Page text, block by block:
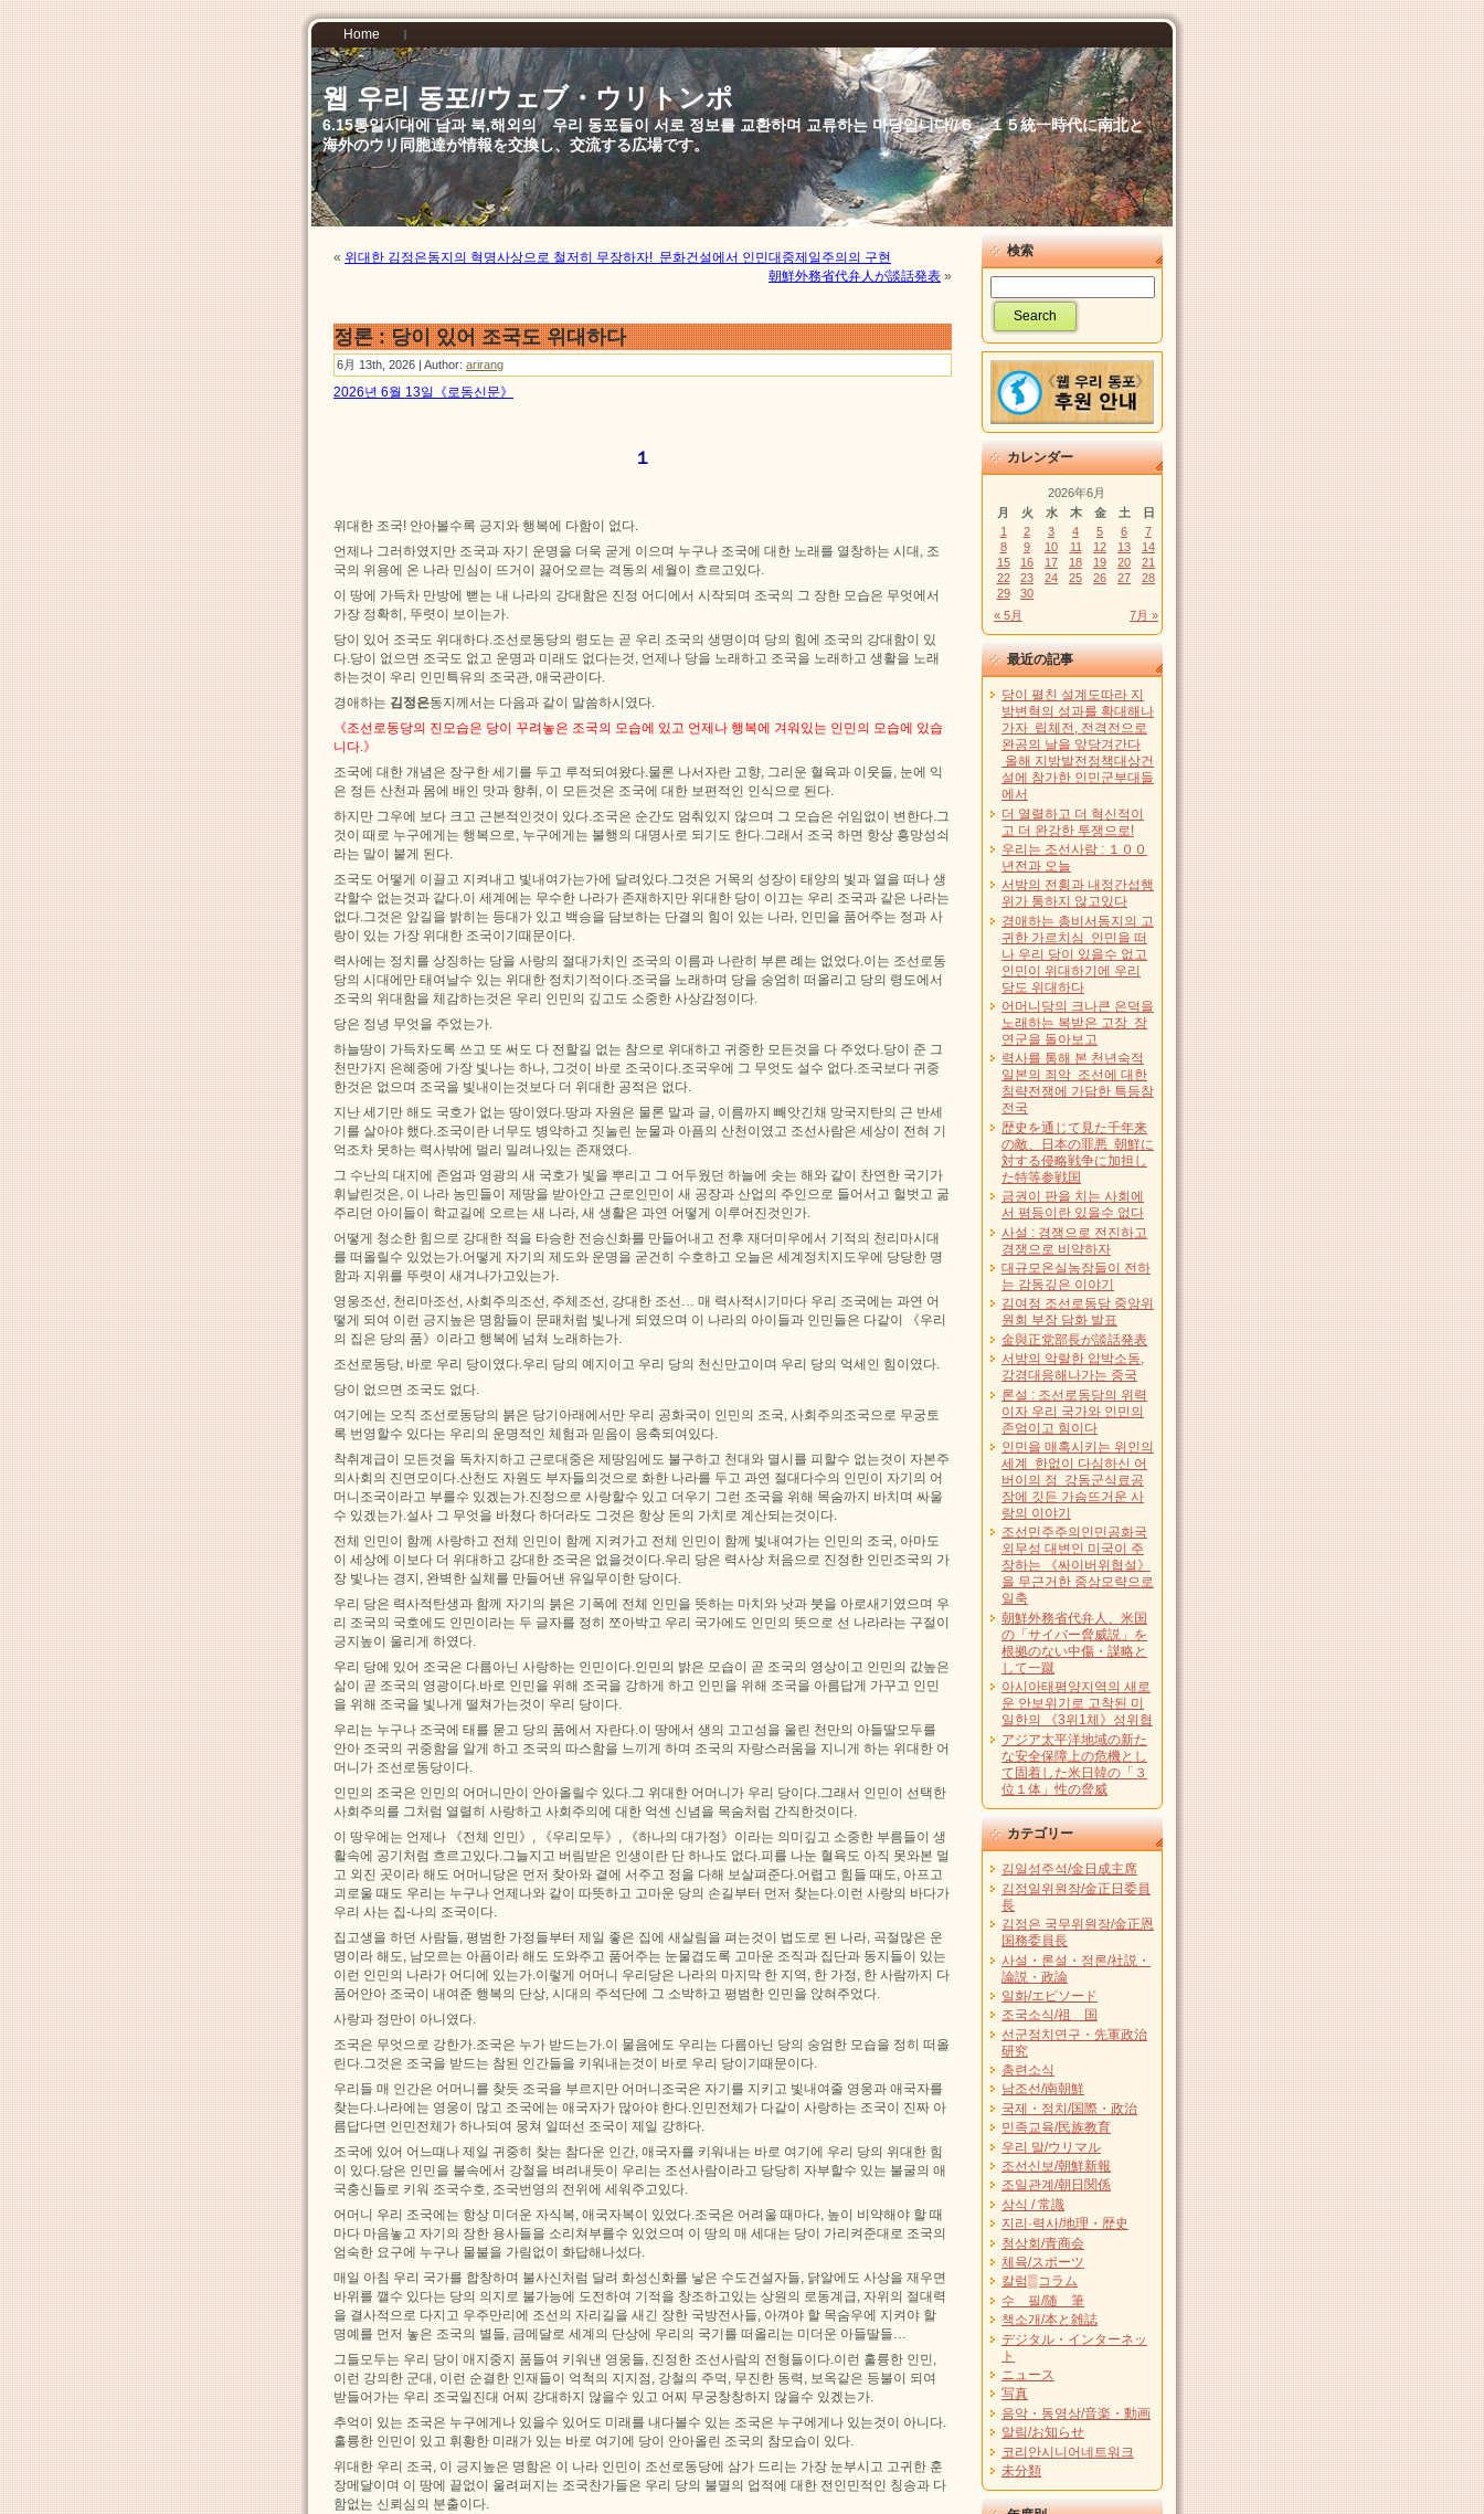
Home
웹 우리 동포//ウェブ・ウリトンポ
6.15통일시대에 남과 북,해외의 우리 동포들이 서로 정보를 교환하며 교류하는 마당입니다//６．１５統一時代に南北と
海外のウリ同胞達が情報を交換し、交流する広場です。
« 위대한 김정은동지의 혁명사상으로 철저히 무장하자! 문화건설에서 인민대중제일주의의 구현
朝鮮外務省代弁人が談話発表 »
정론 : 당이 있어 조국도 위대하다
6月 13th, 2026 | Author: arirang
2026년 6월 13일《로동신문》
１
위대한 조국! 안아볼수록 긍지와 행복에 다함이 없다.
언제나 그러하였지만 조국과 자기 운명을 더욱 굳게 이으며 누구나 조국에 대한 노래를 열창하는 시대, 조
국의 위용에 온 나라 민심이 뜨거이 끓어오르는 격동의 세월이 흐르고있다.
이 땅에 가득차 만방에 뻗는 내 나라의 강대함은 진정 어디에서 시작되며 조국의 그 장한 모습은 무엇에서
가장 정확히, 뚜렷이 보이는가.
당이 있어 조국도 위대하다.조선로동당의 령도는 곧 우리 조국의 생명이며 당의 힘에 조국의 강대함이 있
다.당이 없으면 조국도 없고 운명과 미래도 없다는것, 언제나 당을 노래하고 조국을 노래하고 생활을 노래
하는것이 우리 인민특유의 조국관, 애국관이다.
경애하는 김정은동지께서는 다음과 같이 말씀하시였다.
《조선로동당의 진모습은 당이 꾸려놓은 조국의 모습에 있고 언제나 행복에 겨워있는 인민의 모습에 있습
니다.》
조국에 대한 개념은 장구한 세기를 두고 루적되여왔다.물론 나서자란 고향, 그리운 혈육과 이웃들, 눈에 익
은 정든 산천과 몸에 배인 맛과 향취, 이 모든것은 조국에 대한 보편적인 인식으로 된다.
하지만 그우에 보다 크고 근본적인것이 있다.조국은 순간도 멈춰있지 않으며 그 모습은 쉬임없이 변한다.그
것이 때로 누구에게는 행복으로, 누구에게는 불행의 대명사로 되기도 한다.그래서 조국 하면 항상 흥망성쇠
라는 말이 붙게 된다.
조국도 어떻게 이끌고 지켜내고 빛내여가는가에 달려있다.그것은 거목의 성장이 태양의 빛과 열을 떠나 생
각할수 없는것과 같다.이 세계에는 무수한 나라가 존재하지만 위대한 당이 이끄는 우리 조국과 같은 나라는
없다.그것은 앞길을 밝히는 등대가 있고 백승을 담보하는 단결의 힘이 있는 나라, 인민을 품어주는 정과 사
랑이 있는 가장 위대한 조국이기때문이다.
력사에는 정치를 상징하는 당을 사랑의 절대가치인 조국의 이름과 나란히 부른 례는 없었다.이는 조선로동
당의 시대에만 태여날수 있는 위대한 정치기적이다.조국을 노래하며 당을 숭엄히 떠올리고 당의 령도에서
조국의 위대함을 체감하는것은 우리 인민의 깊고도 소중한 사상감정이다.
당은 정녕 무엇을 주었는가.
하늘땅이 가득차도록 쓰고 또 써도 다 전할길 없는 참으로 위대하고 귀중한 모든것을 다 주었다.당이 준 그
천만가지 은혜중에 가장 빛나는 하나, 그것이 바로 조국이다.조국우에 그 무엇도 설수 없다.조국보다 귀중
한것은 없으며 조국을 빛내이는것보다 더 위대한 공적은 없다.
지난 세기만 해도 국호가 없는 땅이였다.땅과 자원은 물론 말과 글, 이름까지 빼앗긴채 망국지탄의 근 반세
기를 살아야 했다.조국이란 너무도 병약하고 짓눌린 눈물과 아픔의 산천이였고 조선사람은 세상이 전혀 기
억조차 못하는 력사밖에 멀리 밀려나있는 존재였다.
그 수난의 대지에 존엄과 영광의 새 국호가 빛을 뿌리고 그 어두웠던 하늘에 솟는 해와 같이 찬연한 국기가
휘날린것은, 이 나라 농민들이 제땅을 받아안고 근로인민이 새 공장과 산업의 주인으로 들어서고 헐벗고 굶
주리던 아이들이 학교길에 오르는 새 나라, 새 생활은 과연 어떻게 이루어진것인가.
어떻게 청소한 힘으로 강대한 적을 타승한 전승신화를 만들어내고 전후 재더미우에서 기적의 천리마시대
를 떠올릴수 있었는가.어떻게 자기의 제도와 운명을 굳건히 수호하고 오늘은 세계정치지도우에 당당한 명
함과 지위를 뚜렷이 새겨나가고있는가.
영웅조선, 천리마조선, 사회주의조선, 주체조선, 강대한 조선… 매 력사적시기마다 우리 조국에는 과연 어
떻게 되여 이런 긍지높은 명함들이 문패처럼 빛나게 되였으며 이 나라의 아이들과 인민들은 다같이 《우리
의 집은 당의 품》이라고 행복에 넘쳐 노래하는가.
조선로동당, 바로 우리 당이였다.우리 당의 예지이고 우리 당의 천신만고이며 우리 당의 억세인 힘이였다.
당이 없으면 조국도 없다.
여기에는 오직 조선로동당의 붉은 당기아래에서만 우리 공화국이 인민의 조국, 사회주의조국으로 무궁토
록 번영할수 있다는 우리의 운명적인 체험과 믿음이 응축되여있다.
착취계급이 모든것을 독차지하고 근로대중은 제땅임에도 불구하고 천대와 멸시를 피할수 없는것이 자본주
의사회의 진면모이다.산천도 자원도 부자들의것으로 화한 나라를 두고 과연 절대다수의 인민이 자기의 어
머니조국이라고 부를수 있겠는가.진정으로 사랑할수 있고 더우기 그런 조국을 위해 목숨까지 바치며 싸울
수 있겠는가.설사 그 무엇을 바쳤다 하더라도 그것은 항상 돈의 가치로 계산되는것이다.
전체 인민이 함께 사랑하고 전체 인민이 함께 지켜가고 전체 인민이 함께 빛내여가는 인민의 조국, 아마도
이 세상에 이보다 더 위대하고 강대한 조국은 없을것이다.우리 당은 력사상 처음으로 진정한 인민조국의 가
장 빛나는 경지, 완벽한 실체를 만들어낸 유일무이한 당이다.
우리 당은 력사적탄생과 함께 자기의 붉은 기폭에 전체 인민을 뜻하는 마치와 낫과 붓을 아로새기였으며 우
리 조국의 국호에도 인민이라는 두 글자를 정히 쪼아박고 우리 국가에도 인민의 뜻으로 선 나라라는 구절이
긍지높이 울리게 하였다.
우리 당에 있어 조국은 다름아닌 사랑하는 인민이다.인민의 밝은 모습이 곧 조국의 영상이고 인민의 값높은
삶이 곧 조국의 영광이다.바로 인민을 위해 조국을 강하게 하고 인민을 위해 조국을 아름답게 가꾸고 인민
을 위해 조국을 빛나게 떨쳐가는것이 우리 당이다.
우리는 누구나 조국에 태를 묻고 당의 품에서 자란다.이 땅에서 생의 고고성을 울린 천만의 아들딸모두를
안아 조국의 귀중함을 알게 하고 조국의 따스함을 느끼게 하며 조국의 자랑스러움을 지니게 하는 위대한 어
머니가 조선로동당이다.
인민의 조국은 인민의 어머니만이 안아올릴수 있다.그 위대한 어머니가 우리 당이다.그래서 인민이 선택한
사회주의를 그처럼 열렬히 사랑하고 사회주의에 대한 억센 신념을 목숨처럼 간직한것이다.
이 땅우에는 언제나 《전체 인민》, 《우리모두》, 《하나의 대가정》이라는 의미깊고 소중한 부름들이 생
활속에 공기처럼 흐르고있다.그늘지고 버림받은 인생이란 단 하나도 없다.피를 나눈 혈육도 아직 못와본 멀
고 외진 곳이라 해도 어머니당은 먼저 찾아와 곁에 서주고 정을 다해 보살펴준다.어렵고 힘들 때도, 아프고
괴로울 때도 우리는 누구나 언제나와 같이 따뜻하고 고마운 당의 손길부터 먼저 찾는다.이런 사랑의 바다가
우리 사는 집-나의 조국이다.
집고생을 하던 사람들, 평범한 가정들부터 제일 좋은 집에 새살림을 펴는것이 법도로 된 나라, 곡절많은 운
명이라 해도, 남모르는 아픔이라 해도 도와주고 품어주는 눈물겹도록 고마운 조직과 집단과 동지들이 있는
이런 인민의 나라가 어디에 있는가.이렇게 어머니 우리당은 나라의 마지막 한 지역, 한 가정, 한 사람까지 다
품어안아 조국이 내여준 행복의 단상, 시대의 주석단에 그 소박하고 평범한 인민을 앉혀주었다.
사랑과 정만이 아니였다.
조국은 무엇으로 강한가.조국은 누가 받드는가.이 물음에도 우리는 다름아닌 당의 숭엄한 모습을 정히 떠올
린다.그것은 조국을 받드는 참된 인간들을 키워내는것이 바로 우리 당이기때문이다.
우리들 매 인간은 어머니를 찾듯 조국을 부르지만 어머니조국은 자기를 지키고 빛내여줄 영웅과 애국자를
찾는다.나라에는 영웅이 많고 조국에는 애국자가 많아야 한다.인민전체가 다같이 사랑하는 조국이 진짜 아
름답다면 인민전체가 하나되여 뭉쳐 일떠선 조국이 제일 강하다.
조국에 있어 어느때나 제일 귀중히 찾는 참다운 인간, 애국자를 키워내는 바로 여기에 우리 당의 위대한 힘
이 있다.당은 인민을 불속에서 강철을 벼려내듯이 우리는 조선사람이라고 당당히 자부할수 있는 불굴의 애
국충신들로 키워 조국수호, 조국번영의 전위에 세워주고있다.
어머니 우리 조국에는 항상 미더운 자식복, 애국자복이 있었다.조국은 어려울 때마다, 높이 비약해야 할 때
마다 마음놓고 자기의 장한 용사들을 소리쳐부를수 있었으며 이 땅의 매 세대는 당이 가리켜준대로 조국의
엄숙한 요구에 누구나 물불을 가림없이 화답해나섰다.
매일 아침 우리 국가를 합창하며 불사신처럼 달려 화성신화를 낳은 수도건설자들, 닭알에도 사상을 재우면
바위를 깰수 있다는 당의 의지로 불가능에 도전하여 기적을 창조하고있는 상원의 로동계급, 자위의 절대력
을 결사적으로 다지고 우주만리에 조선의 자리길을 새긴 장한 국방전사들, 아껴야 할 목숨우에 지켜야 할
명예를 먼저 놓은 조국의 별들, 금메달로 세계의 단상에 우리의 국기를 떠올리는 미더운 아들딸들…
그들모두는 우리 당이 애지중지 품들여 키워낸 영웅들, 진정한 조선사람의 전형들이다.이런 훌륭한 인민,
이런 강의한 군대, 이런 순결한 인재들이 억척의 지지점, 강철의 주먹, 무진한 동력, 보옥같은 등불이 되여
받들어가는 우리 조국일진대 어찌 강대하지 않을수 있고 어찌 무궁창창하지 않을수 있겠는가.
추억이 있는 조국은 누구에게나 있을수 있어도 미래를 내다볼수 있는 조국은 누구에게나 있는것이 아니다.
훌륭한 인민이 있고 휘황한 미래가 있는 바로 여기에 당이 안아올린 조국의 참모습이 있다.
위대한 우리 조국, 이 긍지높은 명함은 이 나라 인민이 조선로동당에 삼가 드리는 가장 눈부시고 고귀한 훈
장메달이며 이 땅에 끝없이 울려퍼지는 조국찬가들은 우리 당의 불멸의 업적에 대한 전인민적인 칭송과 다
함없는 신뢰심의 분출이다.
検索
カレンダー
2026年6月
月
火 水 木 金 土 日
« 5月 7月 »
1 2 3 4 5 6
7
8
9 10 11 12 13
14
15
16 17 18 19 20
21
22
23 24 25 26 27
28
29
30
最近の記事
당이 펼친 설계도따라 지
방변혁의 성과를 확대해나
가자 립체전, 전격전으로
완공의 날을 앞당겨간다
올해 지방발전정책대상건
설에 참가한 인민군부대들
에서
더 열렬하고 더 혁신적이
고 더 완강한 투쟁으로!
우리는 조선사람 : １００
년전과 오늘
서방의 전횡과 내정간섭행
위가 통하지 않고있다
경애하는 총비서동지의 고
귀한 가르치심 인민을 떠
나 우리 당이 있을수 없고
인민이 위대하기에 우리
당도 위대하다
어머니당의 크나큰 은덕을
노래하는 복받은 고장 장
연군을 돌아보고
력사를 통해 본 천년숙적
일본의 죄악 조선에 대한
침략전쟁에 가담한 특등참
전국
歴史を通じて見た千年来
の敵、日本の罪悪 朝鮮に
対する侵略戦争に加担し
た特等参戦国
금권이 판을 치는 사회에
서 평등이란 있을수 없다
사설 : 경쟁으로 전진하고
경쟁으로 비약하자
대규모온실농장들이 전하
는 감동깊은 이야기
김여정 조선로동당 중앙위
원회 부장 담화 발표
金與正党部長が談話発表
서방의 악랄한 압박소동,
강경대응해나가는 중국
론설 : 조선로동당의 위력
이자 우리 국가와 인민의
존엄이고 힘이다
인민을 매혹시키는 위인의
세계 한없이 다심하신 어
버이의 정 강동군식료공
장에 깃든 가슴뜨거운 사
랑의 이야기
조선민주주의인민공화국
외무성 대변인 미국이 주
장하는 《싸이버위협설》
을 무근거한 중상모략으로
일축
朝鮮外務省代弁人、米国
の「サイバー脅威説」を
根拠のない中傷・謀略と
して一蹴
아시아태평양지역의 새로
운 안보위기로 고착된 미
일한의 《3위1체》성위협
アジア太平洋地域の新た
な安全保障上の危機とし
て固着した米日韓の「３
位１体」性の脅威
カテゴリー
김일성주석/金日成主席
김정일위원장/金正日委員
長
김정은 국무위원장/金正恩
国務委員長
사설・론설・정론/社説・
論説・政論
일화/エピソード
조국소식/祖 国
선군정치연구・先軍政治
研究
총련소식
남조선/南朝鮮
국제・정치/国際・政治
민족교육/民族教育
우리 말/ウリマル
조선신보/朝鮮新報
조일관계/朝日関係
상식 / 常識
지리·력사/地理・歴史
청상회/青商会
체육/スポーツ
칼럼▒コラム
수 필/随 筆
책소개/本と雑誌
デジタル・インターネッ
ト
ニュース
写真
음악・동영상/音楽・動画
알림/お知らせ
코리안시니어네트워크
未分類